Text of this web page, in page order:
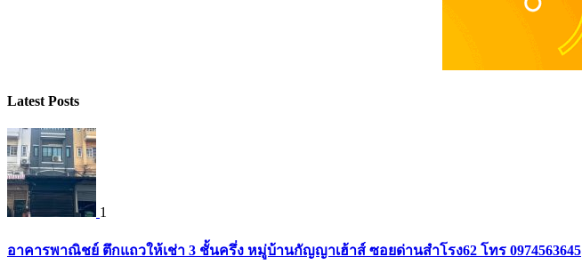
Latest Posts
1
อาคารพาณิชย์ ตึกแถวให้เช่า 3 ชั้นครึ่ง หมู่บ้านกัญญาเฮ้าส์ ซอยด่านสำโรง62 โทร 0974563645